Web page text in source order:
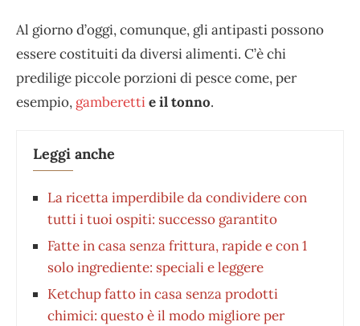
Al giorno d’oggi, comunque, gli antipasti possono
essere costituiti da diversi alimenti. C’è chi
predilige piccole porzioni di pesce come, per
esempio, gamberettie il tonno.
Leggi anche
La ricetta imperdibile da condividere con
tutti i tuoi ospiti: successo garantito
Fatte in casa senza frittura, rapide e con 1
solo ingrediente: speciali e leggere
Ketchup fatto in casa senza prodotti
chimici: questo è il modo migliore per